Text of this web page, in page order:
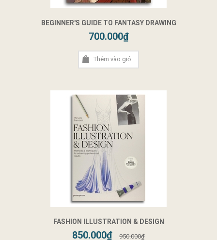
BEGINNER'S GUIDE TO FANTASY DRAWING
700.000₫
Thêm vào giỏ
FASHION ILLUSTRATION & DESIGN
850.000₫ 950.000₫